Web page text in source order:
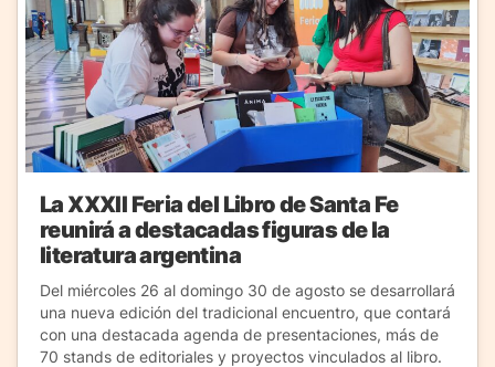
La XXXII Feria del Libro de Santa Fe
reunirá a destacadas figuras de la
literatura argentina
Del miércoles 26 al domingo 30 de agosto se desarrollará
una nueva edición del tradicional encuentro, que contará
con una destacada agenda de presentaciones, más de
70 stands de editoriales y proyectos vinculados al libro.